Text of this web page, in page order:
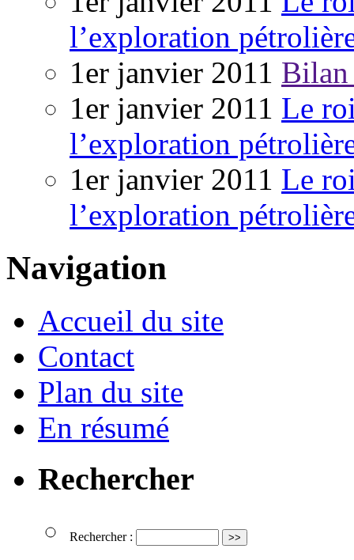
l’exploration
1er janvier 2011 Bilan
1er janvier 2011 Le
l’exploration
1er janvier 2011 Le
l’exploration
Navigation
Accueil du site
Contact
Plan du site
En résumé
Rechercher
Rechercher :